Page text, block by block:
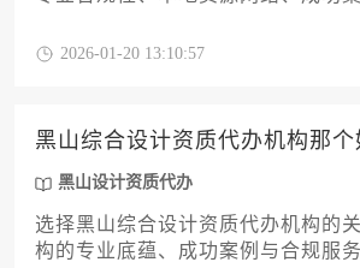
单比较价格。
2026-01-20 13:10:57
黑山综合设计资质代办机构那
黑山设计资质代办
选择黑山综合设计资质代办机构的
构的专业底蕴、成功案例与合规服